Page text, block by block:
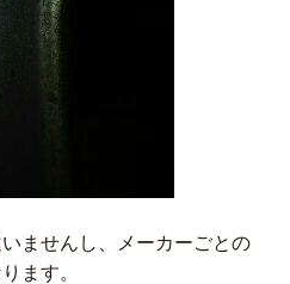
ませんし、メーカーごとの
ます。